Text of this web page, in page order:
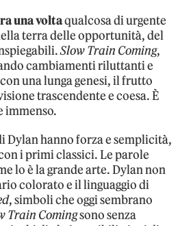
una voltaqualcosa di urgente
terra delle opportunità, del
Slow Train Coming,
cambiamenti riluttanti e
una lunga genesi, il frutto
trascendente e coesa. È
immenso.
Dylan hanno forza e semplicità,
i primi classici. Le parole
lo è la grande arte. Dylan non
colorato e il linguaggio di
, simboli che oggi sembrano
Train Comingsono senza